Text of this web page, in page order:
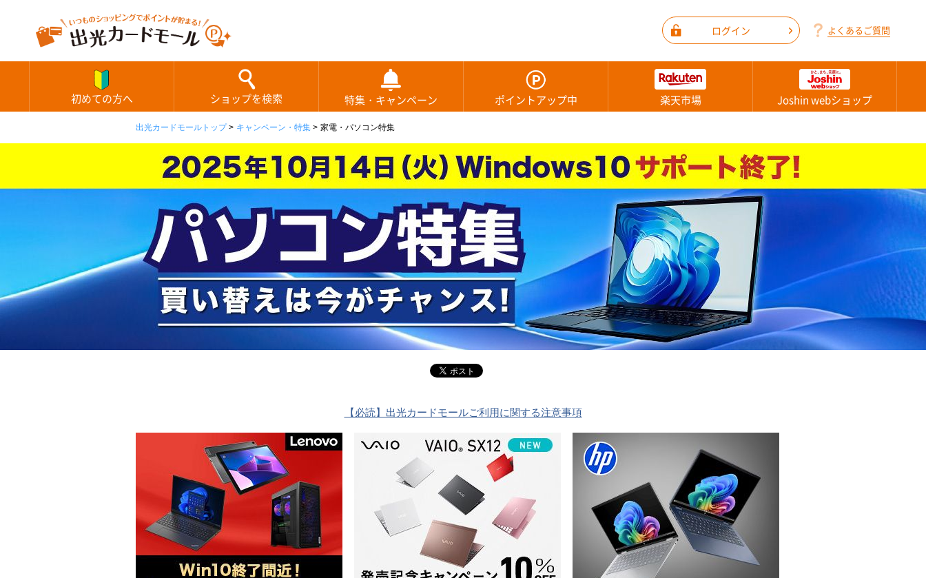
ログイン よくあるご質問
初めての方へ ショップを検索 特集・キャンペーン ポイントアップ中 楽天市場 Joshin webショップ
出光カードモールトップ> キャンペーン・特集 > 家電・パソコン特集
【必読】出光カードモールご利用に関する注意事項